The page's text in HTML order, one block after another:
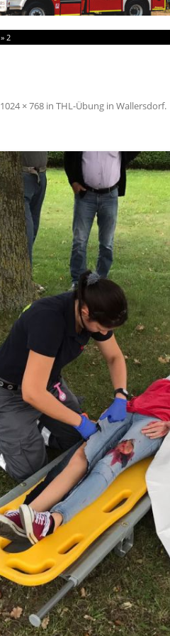
» 2
1024 × 768 in THL-Übung in Wallersdorf.